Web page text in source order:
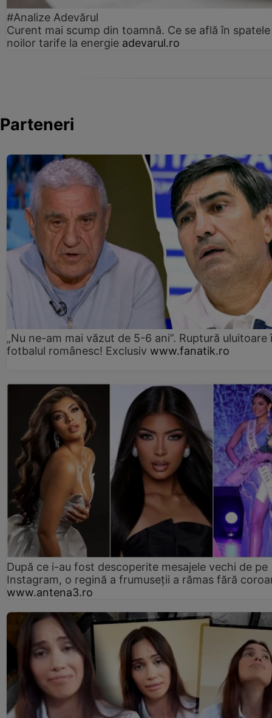
#Analize Adevărul
Curent mai scump din toamnă. Ce se află în spatele
noilor tarife la energie adevarul.ro
Parteneri
„Nu ne-am mai văzut de 5-6 ani”. Ruptură uluitoare
fotbalul românesc! Exclusiv www.fanatik.ro
După ce i-au fost descoperite mesajele vechi de pe
Instagram, o regină a frumuseții a rămas fără
www.antena3.ro